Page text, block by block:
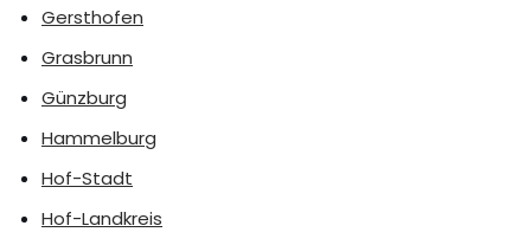
Gersthofen
Grasbrunn
Günzburg
Hammelburg
Hof-Stadt
Hof-Landkreis